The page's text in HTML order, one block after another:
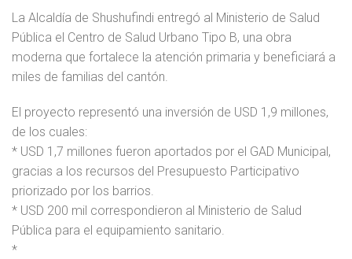
La Alcaldía de Shushufindi entregó al Ministerio de Salud
Pública el Centro de Salud Urbano Tipo B, una obra
moderna que fortalece la atención primaria y beneficiará a
miles de familias del cantón.
El proyecto representó una inversión de USD 1,9 millones,
de los cuales:
* USD 1,7 millones fueron aportados por el GAD Municipal,
gracias a los recursos del Presupuesto Participativo
priorizado por los barrios.
* USD 200 mil correspondieron al Ministerio de Salud
Pública para el equipamiento sanitario.
*